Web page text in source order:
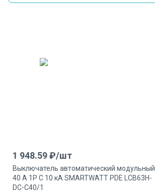
1 948.59₽/шт
Выключатель автоматический модульный
40 А 1P C 10 кА SMARTWATT PDE LCB63H-
DC-C40/1